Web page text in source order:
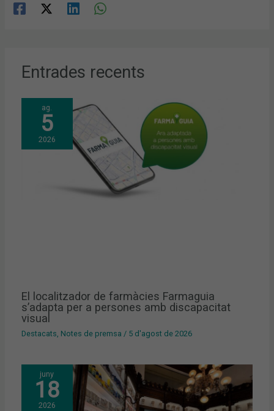
Entrades recents
ag.
5
2026
El localitzador de farmàcies Farmaguia
s’adapta per a persones amb discapacitat
visual
Destacats, Notes de premsa / 5 d'agost de 2026
juny
18
2026